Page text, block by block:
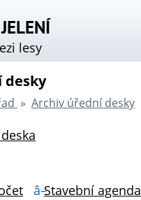
lesy
desky
» Archiv úřední desky
Stavební agenda